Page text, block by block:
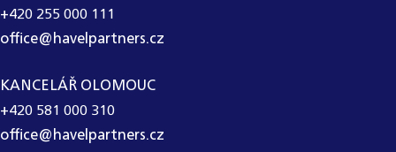
+420 255 000 111
office@havelpartners.cz
KANCELÁŘ OLOMOUC
+420 581 000 310
office@havelpartners.cz